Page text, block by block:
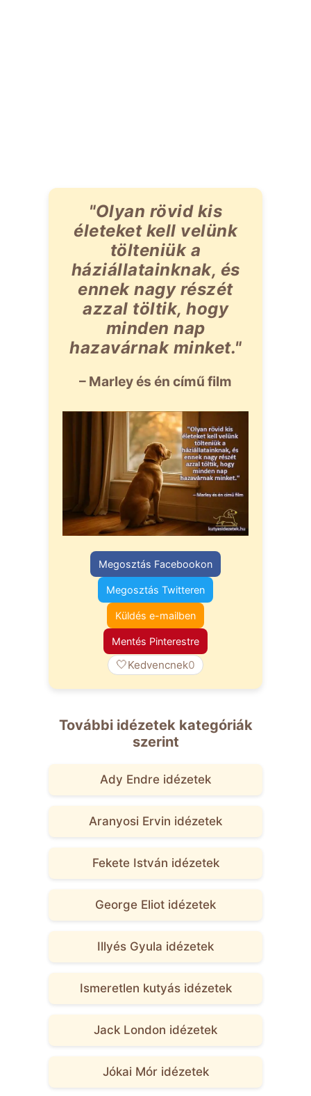
"Olyan rövid kis
életeket kell velünk
tölteniük a
háziállatainknak, és
ennek nagy részét
azzal töltik, hogy
minden nap
hazavárnak minket."
– Marley és én című film
Megosztás Facebookon
Megosztás Twitteren
Küldés e-mailben
Mentés Pinterestre
🤍Kedvencnek0
További idézetek kategóriák
szerint
Ady Endre idézetek
Aranyosi Ervin idézetek
Fekete István idézetek
George Eliot idézetek
Illyés Gyula idézetek
Ismeretlen kutyás idézetek
Jack London idézetek
Jókai Mór idézetek